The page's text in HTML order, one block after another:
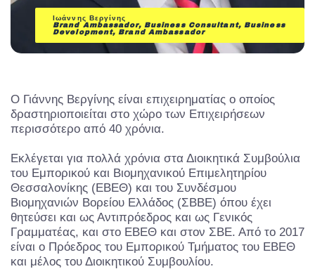
Ιωάννης Βεργίνης
Brand Ambassador, Business Consultant, Business
Development, Brand Ambassador
Ο Γιάννης Βεργίνης είναι επιχειρηματίας ο οποίος
δραστηριοποιείται στο χώρο των Επιχειρήσεων
περισσότερο από 40 χρόνια.
Εκλέγεται για πολλά χρόνια στα Διοικητικά Συμβούλια
του Εμπορικού και Βιομηχανικού Επιμελητηρίου
Θεσσαλονίκης (ΕΒΕΘ) και του Συνδέσμου
Βιομηχανιών Βορείου Ελλάδος (ΣΒΒΕ) όπου έχει
θητεύσει και ως Αντιπρόεδρος και ως Γενικός
Γραμματέας, και στο ΕΒΕΘ και στον ΣΒΕ. Από το 2017
είναι ο Πρόεδρος του Εμπορικού Τμήματος του ΕΒΕΘ
και μέλος του Διοικητικού Συμβουλίου.